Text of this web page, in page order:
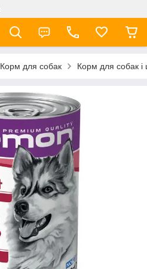
Корм для собак Корм для собак і